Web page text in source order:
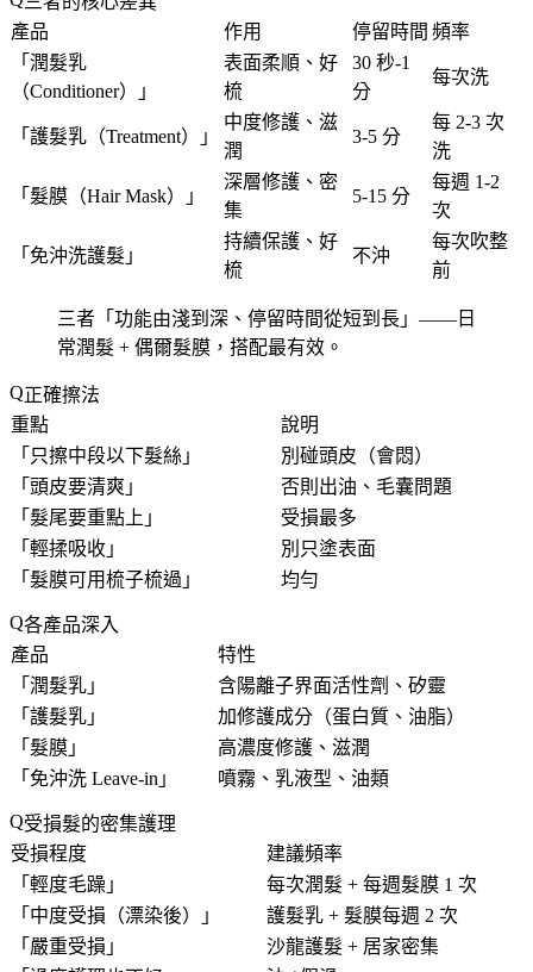
產品
作用 停留時間 頻率
「 潤髮乳
（Conditioner）
」
表面柔順、好
梳
30 秒-1
分
每次洗
「 護髮乳（Treatment） 」
中度修護、滋
潤
3-5 分
每 2-3 次
洗
「 髮膜（Hair Mask） 」
深層修護、密
集
5-15 分
每週 1-2
次
「 免沖洗護髮 」
持續保護、好
梳
不沖
每次吹整
前
三者「 功能由淺到深、停留時間從短到長 」——日
常潤髮 + 偶爾髮膜，搭配最有效。
正確擦法
重點
說明
「 只擦中段以下髮絲 」
別碰頭皮（會悶）
「 頭皮要清爽 」
否則出油、毛囊問題
「 髮尾要重點上 」
受損最多
「 輕揉吸收 」
別只塗表面
「 髮膜可用梳子梳過 」 均勻
各產品深入
產品
特性
「 潤髮乳 」
含陽離子界面活性劑、矽靈
「 護髮乳 」
加修護成分（蛋白質、油脂）
「 髮膜 」
高濃度修護、滋潤
「 免沖洗 Leave-in 」 噴霧、乳液型、油類
受損髮的密集護理
受損程度
建議頻率
「 輕度毛躁 」
每次潤髮 + 每週髮膜 1 次
「 中度受損（漂染後） 」
護髮乳 + 髮膜每週 2 次
「 嚴重受損 」
沙龍護髮 + 居家密集